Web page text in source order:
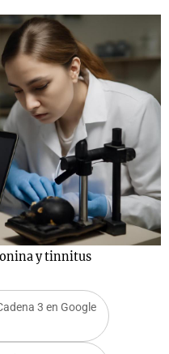
y tinnitus
3 en Google